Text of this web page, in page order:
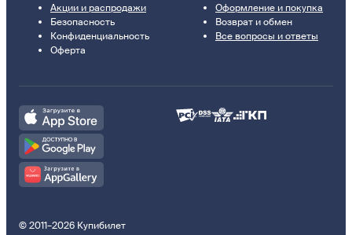
Акции и распродажи
Безопасность
Конфиденциальность
Оферта
Оформление и покупка
Возврат и обмен
Все вопросы и ответы
© 2011–2026 Купибилет